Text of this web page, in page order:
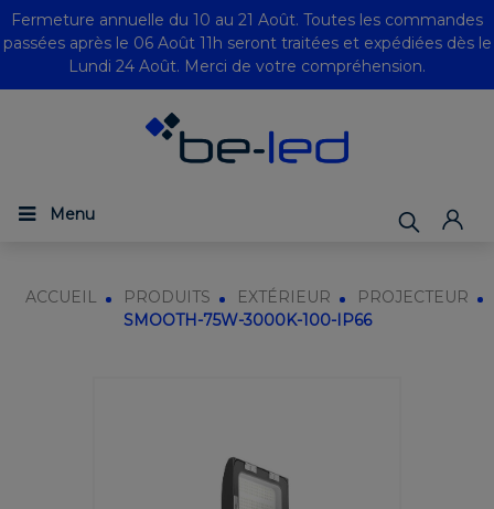
Fermeture annuelle du 10 au 21 Août. Toutes les commandes
passées après le 06 Août 11h seront traitées et expédiées dès le
Lundi 24 Août. Merci de votre compréhension.
Menu
ACCUEIL PRODUITS EXTÉRIEUR
PROJECTEUR
SMOOTH-75W-3000K-100-IP66